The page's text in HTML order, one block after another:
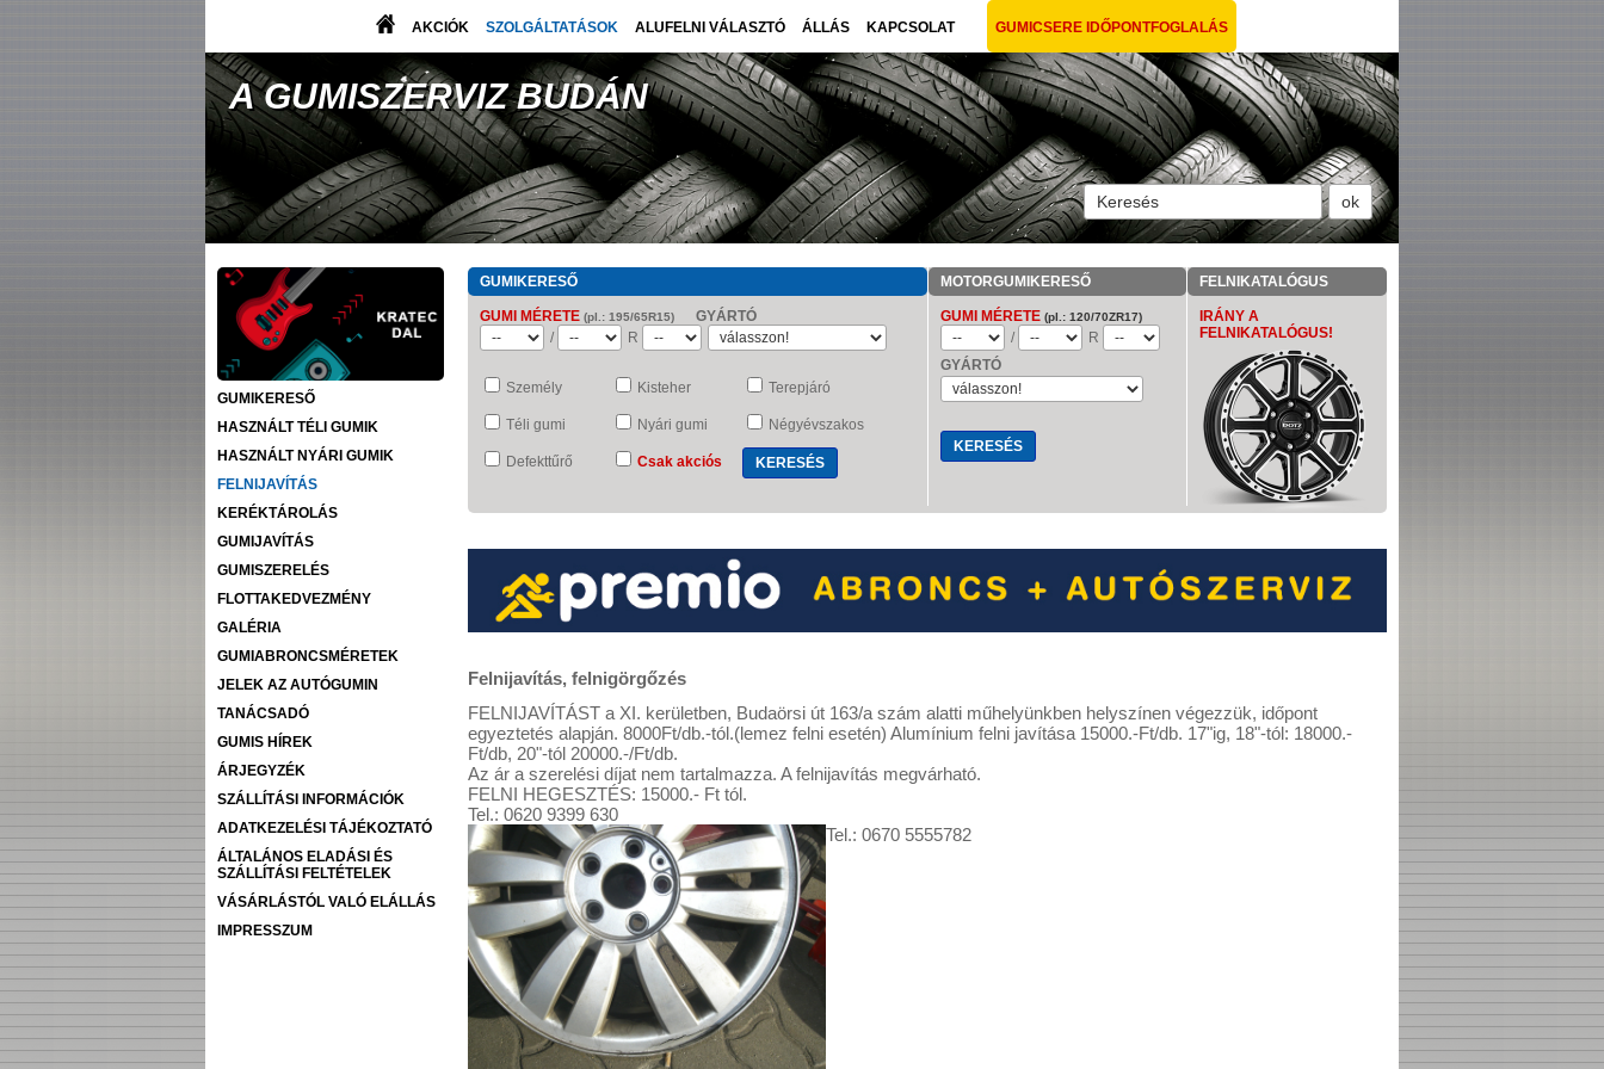
AKCIÓK SZOLGÁLTATÁSOK ALUFELNI VÁLASZTÓ ÁLLÁS KAPCSOLAT GUMICSERE IDŐPONTFOGLALÁS
A GUMISZERVIZ BUDÁN
GUMIKERESŐ
HASZNÁLT TÉLI GUMIK
HASZNÁLT NYÁRI GUMIK
FELNIJAVÍTÁS
KERÉKTÁROLÁS
GUMIJAVÍTÁS
GUMISZERELÉS
FLOTTAKEDVEZMÉNY
GALÉRIA
GUMIABRONCSMÉRETEK
JELEK AZ AUTÓGUMIN
TANÁCSADÓ
GUMIS HÍREK
ÁRJEGYZÉK
SZÁLLÍTÁSI INFORMÁCIÓK
ADATKEZELÉSI TÁJÉKOZTATÓ
ÁLTALÁNOS ELADÁSI ÉS
SZÁLLÍTÁSI FELTÉTELEK
VÁSÁRLÁSTÓL VALÓ ELÁLLÁS
IMPRESSZUM
GUMIKERESŐ
GUMI MÉRETE (pl.: 195/65R15)
GYÁRTÓ
/
R
Személy Kisteher Terepjáró
Téli gumi Nyári gumi Négyévszakos
Defekttűrő Csak akciós
MOTORGUMIKERESŐ
GUMI MÉRETE (pl.: 120/70ZR17)
/
R
GYÁRTÓ
FELNIKATALÓGUS
IRÁNY A
FELNIKATALÓGUS!
Felnijavítás, felnigörgőzés
FELNIJAVÍTÁST a XI. kerületben, Budaörsi út 163/a szám alatti műhelyünkben helyszínen végezzük, időpont
egyeztetés alapján. 8000Ft/db.-tól.(lemez felni esetén) Alumínium felni javítása 15000.-Ft/db. 17"ig, 18"-tól: 18000.-
Ft/db, 20"-tól 20000.-/Ft/db.
Az ár a szerelési díjat nem tartalmazza. A felnijavítás megvárható.
FELNI HEGESZTÉS: 15000.- Ft tól.
Tel.: 0620 9399 630
Tel.: 0670 5555782